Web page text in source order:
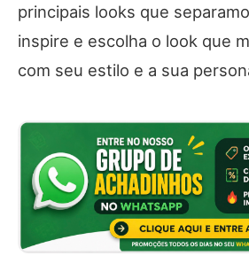
principais looks que
inspire e escolha o look que
com seu estilo e a sua